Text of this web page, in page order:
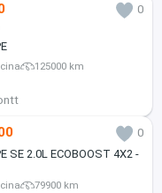
0
125000 km
0
SE 2.0L ECOBOOST 4X2 -
79900 km